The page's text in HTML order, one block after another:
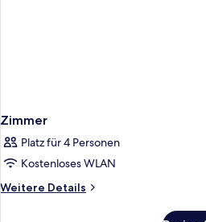
Zimmer
Platz für 4 Personen
Kostenloses WLAN
Weitere Details
Weitere